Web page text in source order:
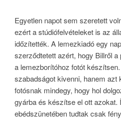
Egyetlen napot sem szeretett
ezért a stúdiófelvételeket is az
időzítették. A lemezkiadó egy
szerződtetett azért, hogy Billről
a lemezborítóhoz fotót
szabadságot kivenni, hanem azt
fotósnak mindegy, hogy hol
gyárba és készítse el ott azokat.
ebédszünetében tudtak csak